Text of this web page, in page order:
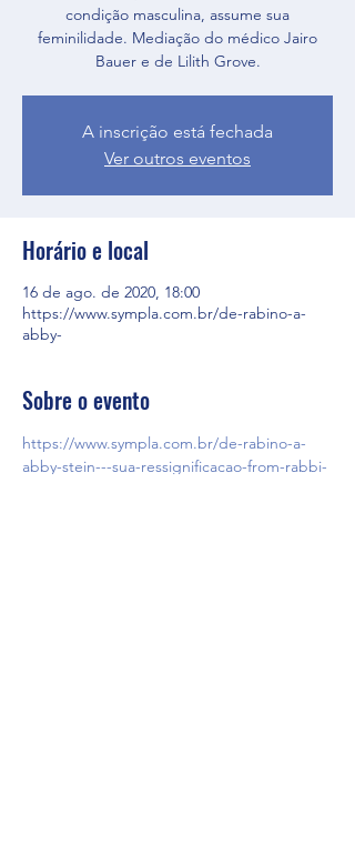
condição masculina, assume sua
feminilidade. Mediação do médico Jairo
Bauer e de Lilith Grove.
A inscrição está fechada
Ver outros eventos
Horário e local
16 de ago. de 2020, 18:00
https://www.sympla.com.br/de-rabino-a-
abby-
Sobre o evento
https://www.sympla.com.br/de-rabino-a-
abby-stein---sua-ressignificacao-from-rabbi-